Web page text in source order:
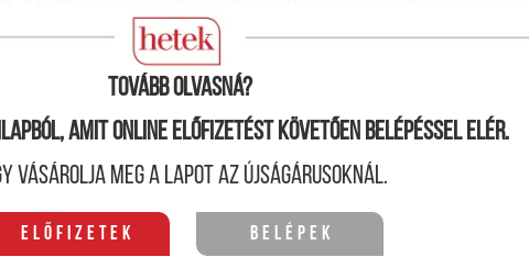
Tovább olvasná?
amit online előfizetést követően belépéssel elér.
vásárolja meg a lapot az újságárusoknál.
Előfizetek Belépek